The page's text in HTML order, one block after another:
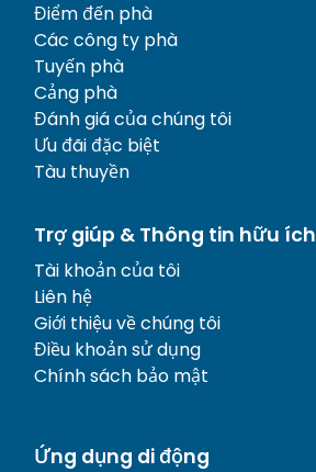
Điểm đến phà
Các công ty phà
Tuyến phà
Cảng phà
Đánh giá của chúng tôi
Ưu đãi đặc biệt
Tàu thuyền
Trợ giúp & Thông tin hữu ích
Tài khoản của tôi
Liên hệ
Giới thiệu về chúng tôi
Điều khoản sử dụng
Chính sách bảo mật
Ứng dụng di động